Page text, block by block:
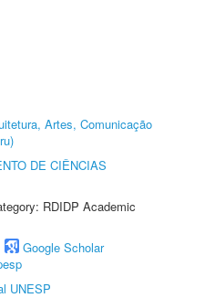
Artes, Comunicação
DE CIÊNCIAS
RDIDP Academic
Google Scholar
UNESP